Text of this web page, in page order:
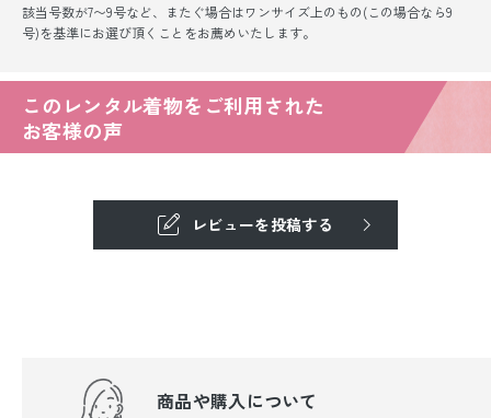
該当号数が7〜9号など、またぐ場合はワンサイズ上のもの(この場合なら9
号)を基準にお選び頂くことをお薦めいたします。
このレンタル着物をご利用された
お客様の声
レビューを投稿する
商品や購入について